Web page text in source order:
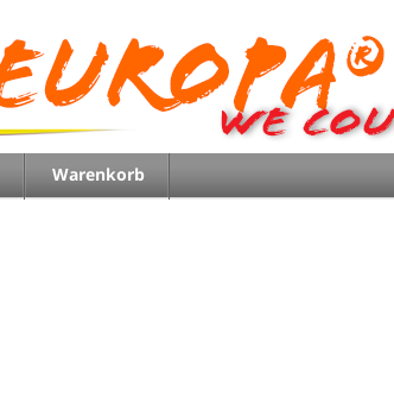
Warenkorb